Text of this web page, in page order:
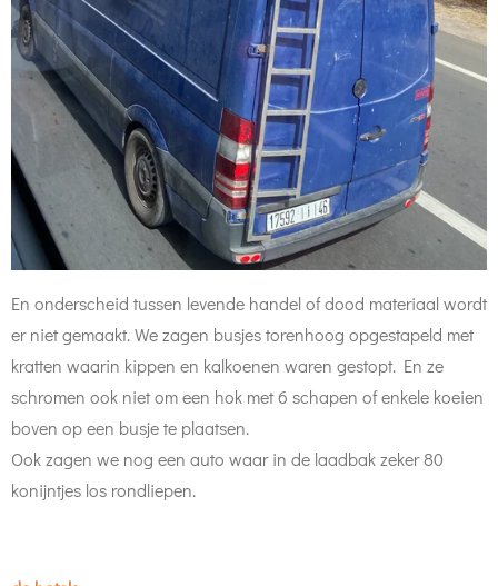
En onderscheid tussen levende handel of dood materiaal wordt
er niet gemaakt. We zagen busjes torenhoog opgestapeld met
kratten waarin kippen en kalkoenen waren gestopt. En ze
schromen ook niet om een hok met 6 schapen of enkele koeien
boven op een busje te plaatsen.
Ook zagen we nog een auto waar in de laadbak zeker 80
konijntjes los rondliepen.